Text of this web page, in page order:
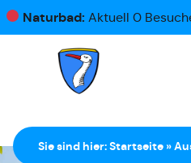
Naturbad: Aktuell 0
Sie sind hier:Startseite »